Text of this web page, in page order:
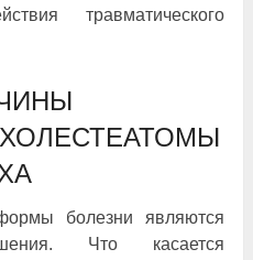
травматического
болезни являются
Что касается